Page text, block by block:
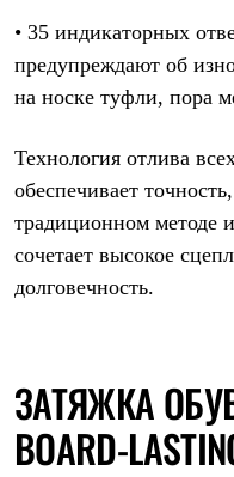
Где купить
• 35 индикаторных
предупреждают об
на носке туфли, пора
Технология отлива
обеспечивает
традиционном методе
сочетает высокое
долговечность.
ЗАТЯЖКА
BOARD-